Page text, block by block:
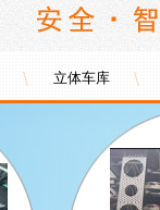
立体车库